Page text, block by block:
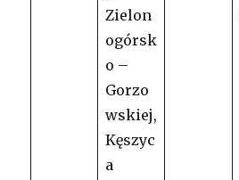
Zielon
ogórsk
o –
Gorzo
wskiej,
Kęszyc
a